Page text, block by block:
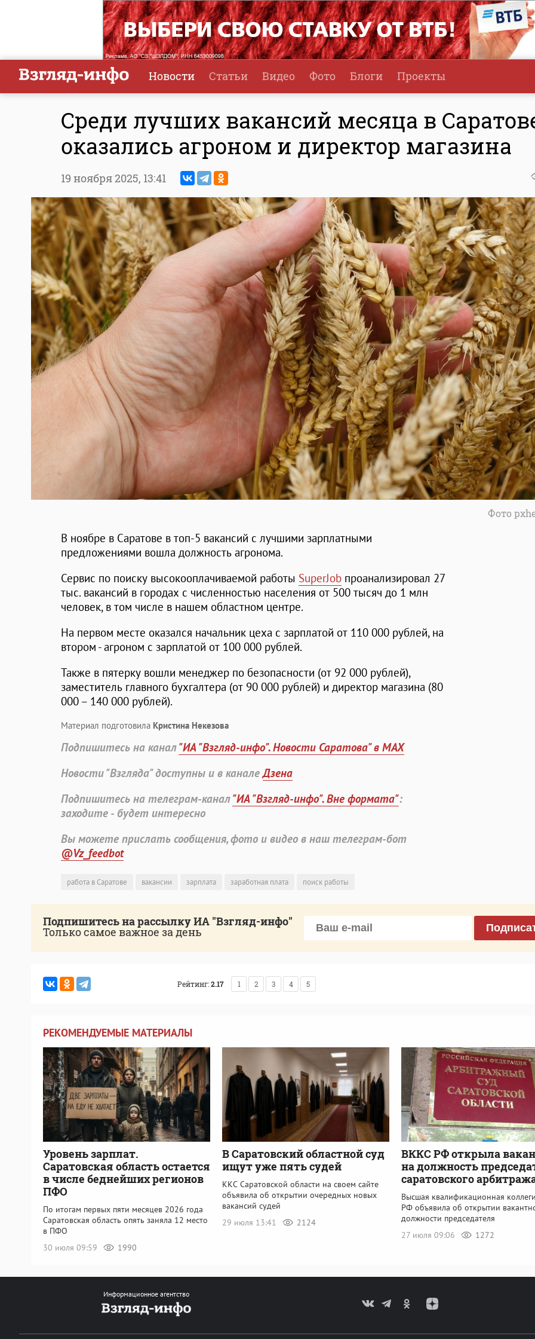
Новости Статьи Видео Фото Блоги Проекты
Среди лучших вакансий месяца в
оказались агроном и директор магазина
19 ноября 2025, 13:41
Фото
В ноябре в Саратове в топ-5 вакансий с лучшими зарплатными
предложениями вошла должность агронома.
Сервис по поиску высокооплачиваемой работы SuperJob проанализировал 27
тыс. вакансий в городах с численностью населения от 500 тысяч до 1 млн
человек, в том числе в нашем областном центре.
На первом месте оказался начальник цеха с зарплатой от 110 000 рублей, на
втором - агроном с зарплатой от 100 000 рублей.
Также в пятерку вошли менеджер по безопасности (от 92 000 рублей),
заместитель главного бухгалтера (от 90 000 рублей) и директор магазина (80
000 – 140 000 рублей).
Материал подготовила Кристина Некезова
Подпишитесь на канал"ИА "Взгляд-инфо". Новости Саратова" в MAX
Новости "Взгляда" доступны и в каналеДзена
Подпишитесь на телеграм-канал"ИА "Взгляд-инфо". Вне формата":
заходите - будет интересно
Вы можете прислать сообщения, фото и видео в наш телеграм-бот
@Vz_feedbot
работа в Саратове вакансии зарплата заработная плата поиск работы
Подпишитесь на рассылку ИА "Взгляд-инфо"
Только самое важное за день
Рейтинг:2.17 1 2 3 4 5
РЕКОМЕНДУЕМЫЕ МАТЕРИАЛЫ
Уровень зарплат.
Саратовская область остается
в числе беднейших регионов
ПФО
По итогам первых пяти месяцев 2026 года
Саратовская область опять заняла 12 место
в ПФО
30 июля 09:59
1990
В Саратовский областной суд
ищут уже пять судей
ККС Саратовской области на своем сайте
объявила об открытии очередных новых
вакансий судей
29 июля 13:41
2124
ВККС РФ открыла
на должность
саратовского
Высшая квалификационная
РФ объявила об открытии
должности председателя
27 июля 09:06
1272
Информационное агентство